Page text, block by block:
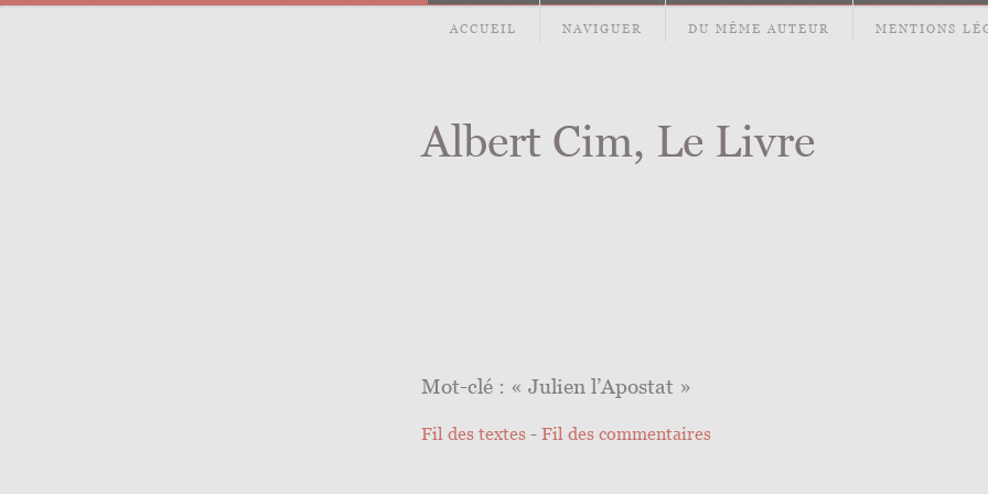
ACCUEIL NAVIGUER DU MÊME AUTEUR MENTIONS
Albert Cim, Le Livre
Mot-clé : « Julien l’Apostat »
Fil des textes - Fil des commentaires